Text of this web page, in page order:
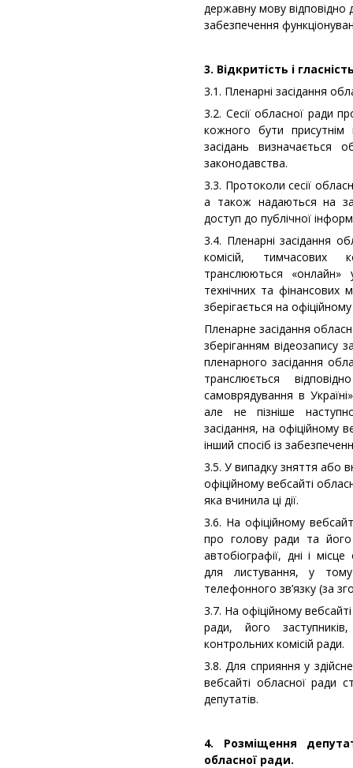
державну мову
забезпечення
3. Відкритість і
3.1. Пленарні засідання
3.2. Сесії обласної ради
кожного бути
засідань визначається
законодавства.
3.3. Протоколи сесії
а також надаються на
доступ до публічної
3.4. Пленарні засідання
комісій, тимчасових
транслюються «онлайн»
технічних та фінансових
зберігається на
Пленарне засідання
зберіганням відеозапису
пленарного засідання
транслюється
самоврядування в
але не пізніше
засідання, на офіційному
інший спосіб із
3.5. У випадку зняття або
офіційному вебсайті
яка вчинила ці дії.
3.6. На офіційному
про голову ради та його
автобіографії, дні і
для листування, у
телефонного зв’язку (за
3.7. На офіційному
ради, його
контрольних комісій ради.
3.8. Для сприяння у
вебсайті обласної ради
депутатів.
4. Розміщення
обласної ради.